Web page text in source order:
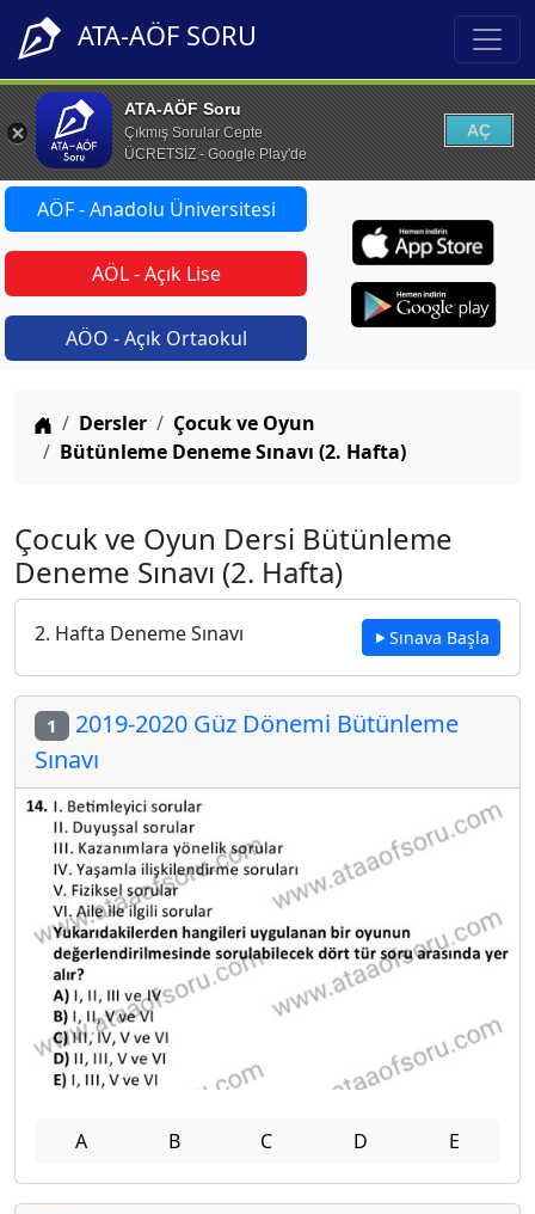
ATA-AÖF SORU
ATA-AÖF Soru
Çıkmış Sorular Cepte
ÜCRETSİZ - Google Play'de
AÇ
AÖF - Anadolu Üniversitesi
AÖL - Açık Lise
AÖO - Açık Ortaokul
Anasayfa
Dersler
Çocuk ve Oyun
Bütünleme Deneme Sınavı (2. Hafta)
Çocuk ve Oyun Dersi Bütünleme
Deneme Sınavı (2. Hafta)
2. Hafta Deneme Sınavı Sınava Başla
1 2019-2020 Güz Dönemi Bütünleme
Sınavı
A B C D E